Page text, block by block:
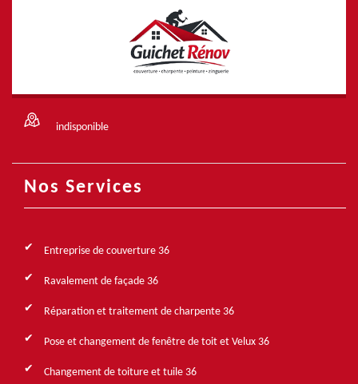
indisponible
Nos Services
Entreprise de couverture 36
Ravalement de façade 36
Réparation et traitement de charpente 36
Pose et changement de fenêtre de toit et Velux 36
Changement de toiture et tuile 36